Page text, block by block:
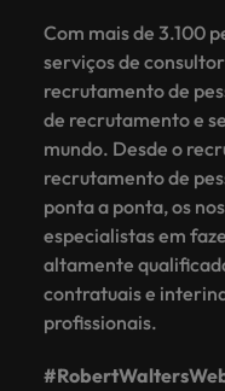
Com mais de 3.100
serviços de
recrutamento de
de recrutamento e
mundo. Desde o
recrutamento de
ponta a ponta, os
especialistas em
altamente
contratuais e
profissionais.